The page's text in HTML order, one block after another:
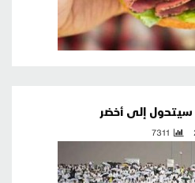
سيتحول إلى أخضر
7311